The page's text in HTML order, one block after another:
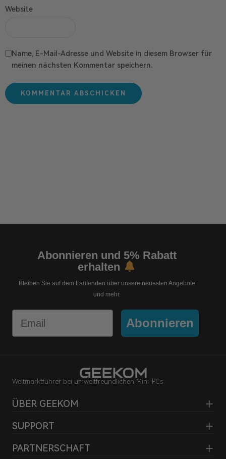
Website
Name, E-Mail-Adresse und Website in diesem Browser für
meinen nächsten Kommentar speichern.
Abonnieren und 5% Rabatt
erhalten
Bleiben Sie auf dem Laufenden über unsere neuesten Angebote
und mehr.
Abonnieren
Weltmarktführer bei umweltfreundlichen Mini-PCs
ÜBER GEEKOM
SUPPORT
PARTNERSCHAFT